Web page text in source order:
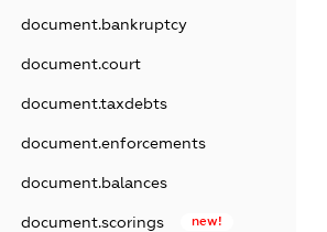
document.bankruptcy
document.court
document.taxdebts
document.enforcements
document.balances
document.scorings new!